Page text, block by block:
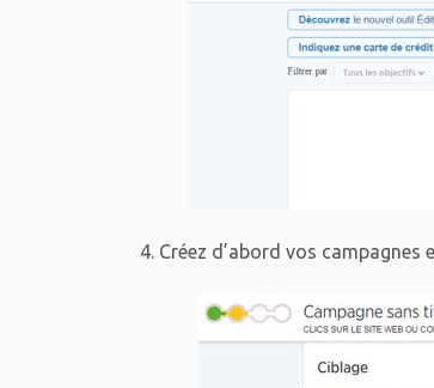
4. Créez d’abord vos campagnes